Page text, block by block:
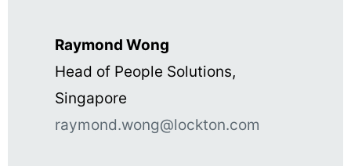
Raymond Wong
Head of People Solutions,
Singapore
raymond.wong@lockton.com